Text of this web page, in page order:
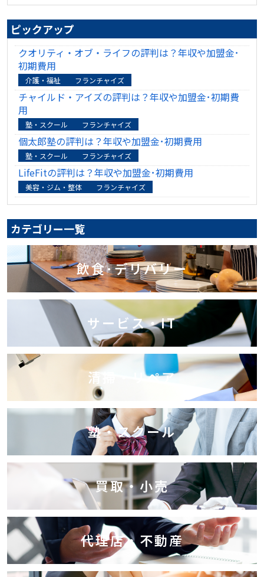
ピックアップ
クオリティ・オブ・ライフの評判は？年収や加盟金･
初期費用
介護・福祉 フランチャイズ
チャイルド・アイズの評判は？年収や加盟金･初期費
用
塾・スクール フランチャイズ
個太郎塾の評判は？年収や加盟金･初期費用
塾・スクール フランチャイズ
LifeFitの評判は？年収や加盟金･初期費用
美容・ジム・整体 フランチャイズ
カテゴリー一覧
飲食･デリバリー
サービス・IT
清掃・リペア
塾・スクール
買取・小売
代理店・不動産